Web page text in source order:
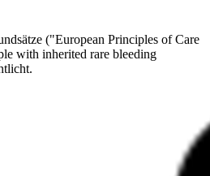
("European Principles of Care
with inherited rare bleeding